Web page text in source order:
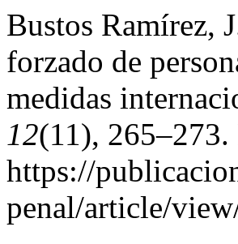
Bustos Ramírez,
forzado de
medidas
12(11), 265–273.
https://
penal/article/